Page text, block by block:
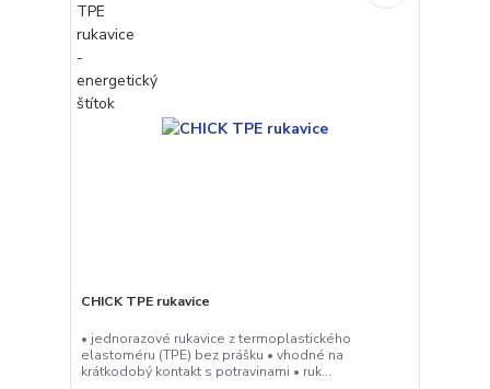
CHICK TPE rukavice
• jednorazové rukavice z termoplastického
elastoméru (TPE) bez prášku • vhodné na
krátkodobý kontakt s potravinami • ruk...